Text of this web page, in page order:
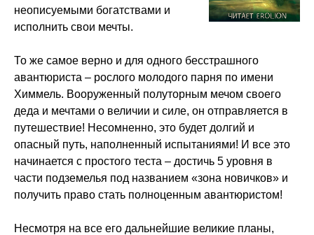
неописуемыми богатствами и
исполнить свои мечты.
То же самое верно и для одного бесстрашного
авантюриста – рослого молодого парня по имени
Химмель. Вооруженный полуторным мечом своего
деда и мечтами о величии и силе, он отправляется в
путешествие! Несомненно, это будет долгий и
опасный путь, наполненный испытаниями! И все это
начинается с простого теста – достичь 5 уровня в
части подземелья под названием «зона новичков» и
получить право стать полноценным авантюристом!
Несмотря на все его дальнейшие великие планы,